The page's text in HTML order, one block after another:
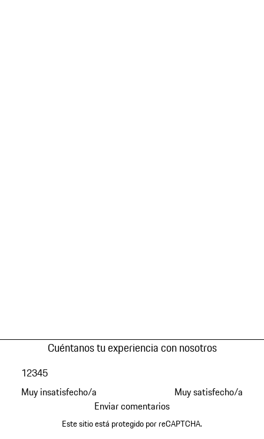
Cuéntanos tu experiencia con nosotros
Muy insatisfecho/a
12345
Muy satisfecho/a
Enviar comentarios
Este sitio está protegido por reCAPTCHA.